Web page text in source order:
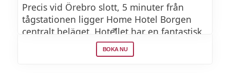
Precis vid Örebro slott, 5 minuter från
tågstationen ligger Home Hotel Borgen
centralt beläget. Hotellet har en fantastisk
arkitektur och historia som sitter i
väggarna. Hotellet bjuder på frukost, fika
BOKA NU